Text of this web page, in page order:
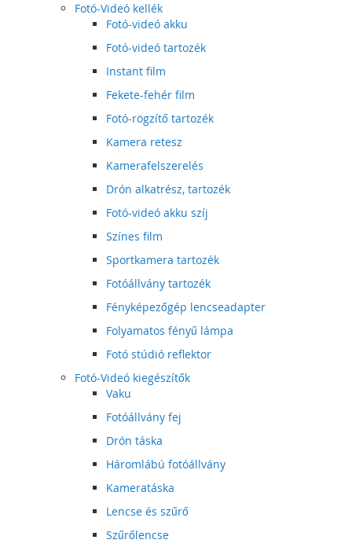
Fotó-Videó kellék
Fotó-videó akku
Fotó-videó tartozék
Instant film
Fekete-fehér film
Fotó-rögzítő tartozék
Kamera retesz
Kamerafelszerelés
Drón alkatrész, tartozék
Fotó-videó akku szíj
Színes film
Sportkamera tartozék
Fotóállvány tartozék
Fényképezőgép lencseadapter
Folyamatos fényű lámpa
Fotó stúdió reflektor
Fotó-Videó kiegészítők
Vaku
Fotóállvány fej
Drón táska
Háromlábú fotóállvány
Kameratáska
Lencse és szűrő
Szűrőlencse